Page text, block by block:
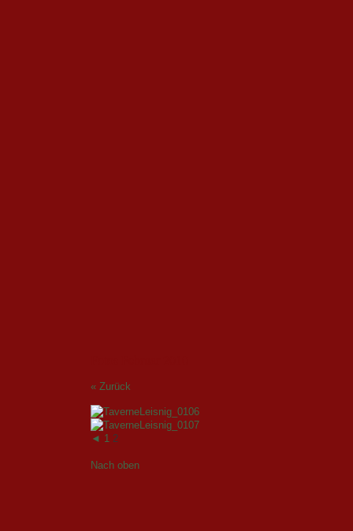
« Zurück
◄ 1 2
Nach oben